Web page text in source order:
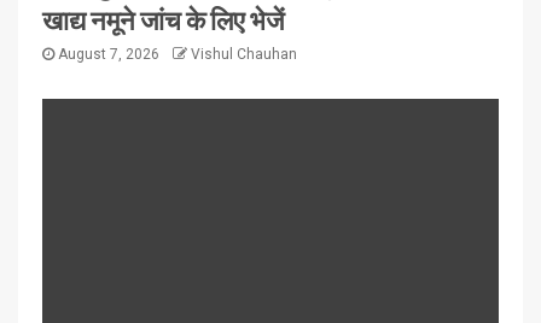
खाद्य नमूने जांच के लिए भेजें
August 7, 2026 Vishul Chauhan